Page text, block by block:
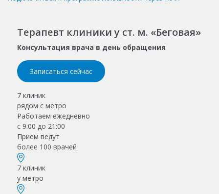
Терапевт клиники у ст. м. «Беговая»
Консультация врача в день обращения
Записаться сейчас
7 клиник
рядом с метро
Работаем ежедневно
с 9:00 до 21:00
Прием ведут
более 100 врачей
7 клиник
у метро